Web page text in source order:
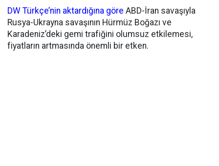
DW Türkçe’nin aktardığına göre ABD-İran savaşıyla
Rusya-Ukrayna savaşının Hürmüz Boğazı ve
Karadeniz’deki gemi trafiğini olumsuz etkilemesi,
fiyatların artmasında önemli bir etken.